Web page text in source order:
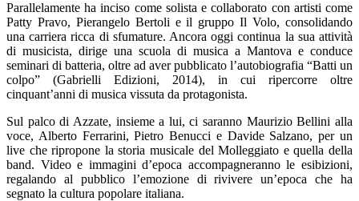
Parallelamente ha inciso come solista e collaborato con artisti come
Patty Pravo, Pierangelo Bertoli e il gruppo Il Volo, consolidando
una carriera ricca di sfumature. Ancora oggi continua la sua attività
di musicista, dirige una scuola di musica a Mantova e conduce
seminari di batteria, oltre ad aver pubblicato l’autobiografia “Batti un
colpo” (Gabrielli Edizioni, 2014), in cui ripercorre oltre
cinquant’anni di musica vissuta da protagonista.
Sul palco di Azzate, insieme a lui, ci saranno Maurizio Bellini alla
voce, Alberto Ferrarini, Pietro Benucci e Davide Salzano, per un
live che ripropone la storia musicale del Molleggiato e quella della
band. Video e immagini d’epoca accompagneranno le esibizioni,
regalando al pubblico l’emozione di rivivere un’epoca che ha
segnato la cultura popolare italiana.